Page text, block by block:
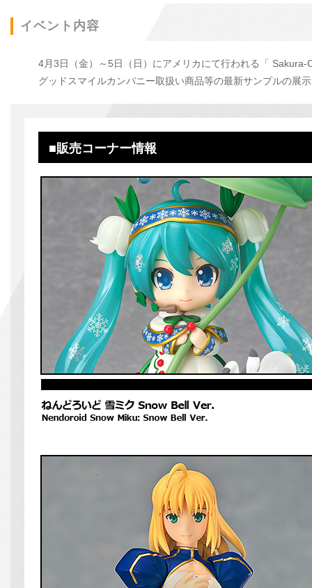
イベント内容
4月3日（金）～5日（日）にアメリカにて行われる「 Sakura-
グッドスマイルカンパニー取扱い商品等の最新サンプルの展
■販売コーナー情報